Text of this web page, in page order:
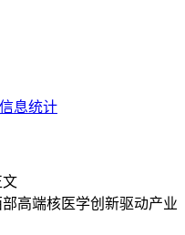
信息统计
文
高端核医学创新驱动产业